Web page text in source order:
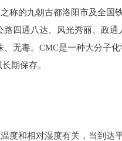
的九朝古都洛阳市及全国
四通八达、风光秀丽、政
无毒。CMC是一种大分子
期保存。
和相对湿度有关，当到达平